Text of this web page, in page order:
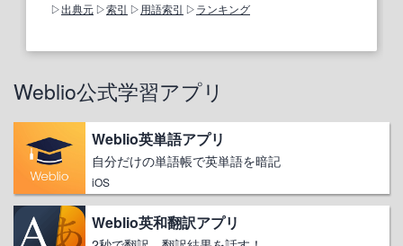
出典元 索引 用語索引 ランキング
Weblio公式学習アプリ
Weblio英単語アプリ
自分だけの単語帳で英単語を暗記
iOS
Weblio英和翻訳アプリ